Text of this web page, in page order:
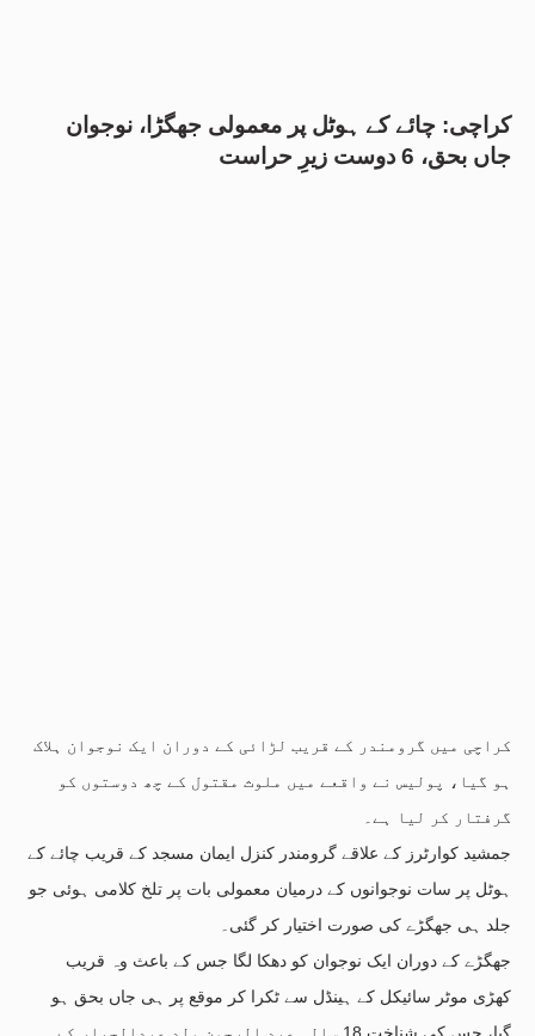
کراچی: چائے کے ہوٹل پر معمولی جھگڑا، نوجوان
جاں بحق، 6 دوست زیرِ حراست
کراچی میں گرومندر کے قریب لڑائی کے دوران ایک نوجوان ہلاک
ہو گیا، پولیس نے واقعے میں ملوث مقتول کے چھ دوستوں کو
گرفتار کر لیا ہے۔
جمشید کوارٹرز کے علاقے گرومندر کنزل ایمان مسجد کے قریب چائے کے
ہوٹل پر سات نوجوانوں کے درمیان معمولی بات پر تلخ کلامی ہوئی جو
جلد ہی جھگڑے کی صورت اختیار کر گئی۔
جھگڑے کے دوران ایک نوجوان کو دھکا لگا جس کے باعث وہ قریب
کھڑی موٹر سائیکل کے ہینڈل سے ٹکرا کر موقع پر ہی جاں بحق ہو